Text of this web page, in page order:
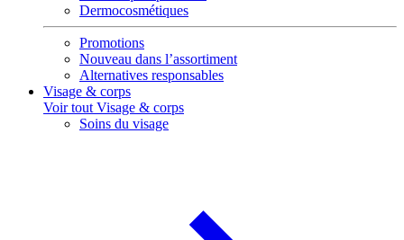
Dermocosmétiques
Promotions
Nouveau dans l’assortiment
Alternatives responsables
Visage & corps
Voir tout Visage & corps
Soins du visage